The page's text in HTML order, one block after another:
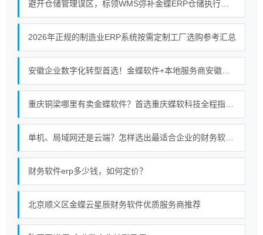
2026年正规的制造业ERP系统按需定制工厂选购参考汇总
财务软件erp多少钱，如何定价？
北京顺义区金蝶云星辰财务软件优质服务商推荐